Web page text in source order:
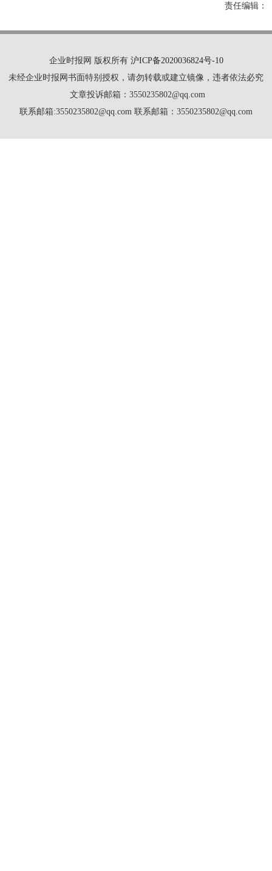
责任编辑：
企业时报网 版权所有 沪ICP备2020036824号-10
未经企业时报网书面特别授权，请勿转载或建立镜像，违者依法必究
文章投诉邮箱：3550235802@qq.com
联系邮箱:3550235802@qq.com 联系邮箱：3550235802@qq.com